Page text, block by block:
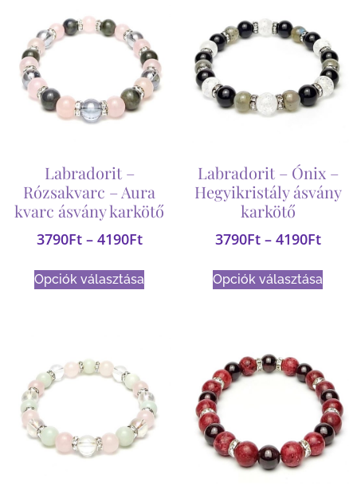
Labradorit –
Rózsakvarc – Aura
kvarc ásvány karkötő
3790Ft – 4190Ft
Opciók választása
Labradorit – Ónix –
Hegyikristály ásvány
karkötő
3790Ft – 4190Ft
Opciók választása